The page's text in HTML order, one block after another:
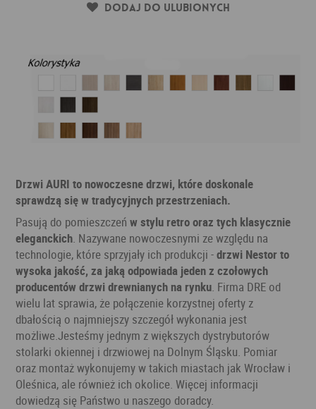
Dodaj do ulubionych
Drzwi AURI to nowoczesne drzwi, które doskonale
sprawdzą się w tradycyjnych przestrzeniach.
Pasują do pomieszczeńw stylu retro oraz tych klasycznie
eleganckich . Nazywane nowoczesnymi ze względu na
technologie, które sprzyjały ich produkcji -drzwi Nestor to
wysoka jakość, za jaką odpowiada jeden z czołowych
producentów drzwi drewnianych na rynku . Firma DRE od
wielu lat sprawia, że połączenie korzystnej oferty z
dbałością o najmniejszy szczegół wykonania jest
możliwe.Jesteśmy jednym z większych dystrybutorów
stolarki okiennej i drzwiowej na Dolnym Śląsku. Pomiar
oraz montaż wykonujemy w takich miastach jak Wrocław i
Oleśnica, ale również ich okolice. Więcej informacji
dowiedzą się Państwo u naszego doradcy.